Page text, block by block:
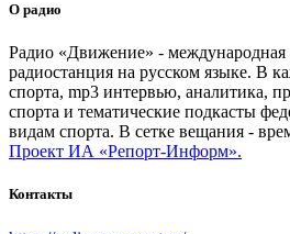
О радио
Радио «Движение» - международная
радиостанция на русском языке. В
спорта, mp3 интервью, аналитика,
спорта и тематические подкасты
видам спорта. В сетке вещания -
Проект ИА «Репорт-Информ».
Контакты